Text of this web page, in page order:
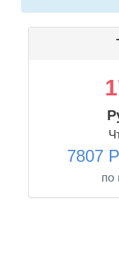
7807
по